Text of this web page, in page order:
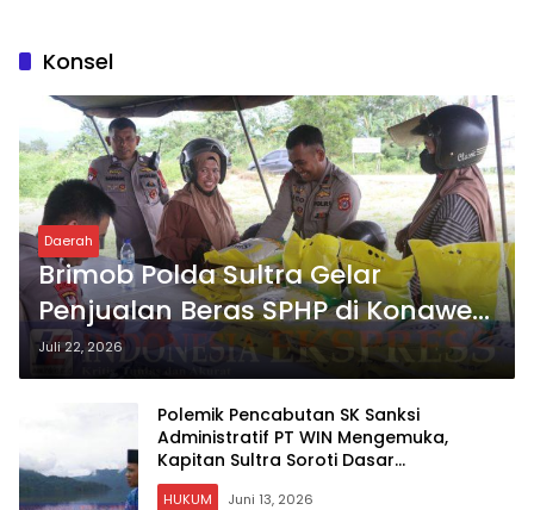
Konsel
Daerah
Brimob Polda Sultra Gelar
Penjualan Beras SPHP di Konawe
Selatan untuk Jaga Stabilitas
Harga Pangan
Juli 22, 2026
Polemik Pencabutan SK Sanksi
Administratif PT WIN Mengemuka,
Kapitan Sultra Soroti Dasar
Pertimbangan Teknis Pemkab Konsel
HUKUM Juni 13, 2026